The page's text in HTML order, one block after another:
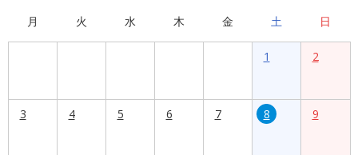
月 火 水 木 金 土 日
1 2
3 4 5 6 7 8 9